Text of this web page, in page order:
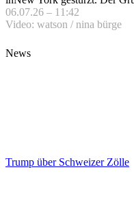
06.07.26 – 11:42
Video: watson / nina bürge
News
Trump über Schweizer Zölle